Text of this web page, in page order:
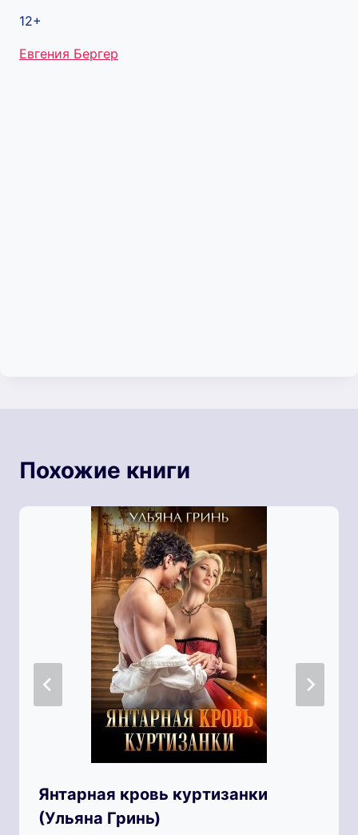
12+
Метки
Евгения Бергер
Похожие книги
Янтарная кровь куртизанки
(Ульяна Гринь)